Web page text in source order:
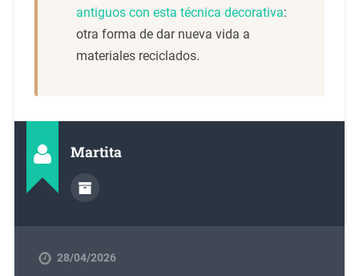
antiguos con esta técnica decorativa:
otra forma de dar nueva vida a
materiales reciclados.
Martita
28/04/2026